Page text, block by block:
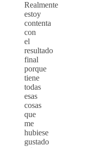
Realmente
estoy
contenta
con
el
resultado
final
porque
tiene
todas
esas
cosas
que
me
hubiese
gustado